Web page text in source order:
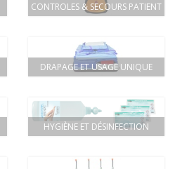
CONTROLES & SECOURS PATIENT
DRAPAGE ET USAGE UNIQUE
HYGIÈNE ET DÉSINFECTION